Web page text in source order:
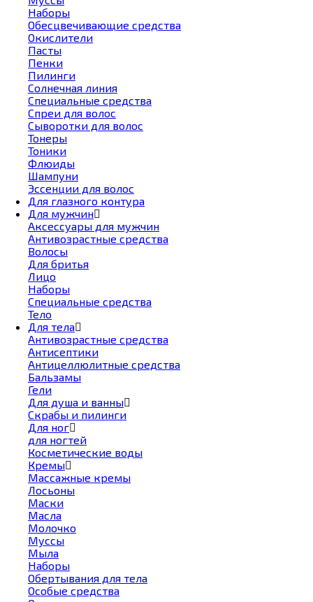
Наборы
Обесцвечивающие средства
Окислители
Пасты
Пенки
Пилинги
Солнечная линия
Специальные средства
Спреи для волос
Сыворотки для волос
Тонеры
Тоники
Флюиды
Шампуни
Эссенции для волос
Для глазного контура
Для мужчин
Аксессуары для мужчин
Антивозрастные средства
Волосы
Для бритья
Лицо
Наборы
Специальные средства
Тело
Для тела
Антивозрастные средства
Антисептики
Антицеллюлитные средства
Бальзамы
Гели
Для душа и ванны
Скрабы и пилинги
Для ног
для ногтей
Косметические воды
Кремы
Массажные кремы
Лосьоны
Маски
Масла
Молочко
Муссы
Мыла
Наборы
Обертывания для тела
Особые средства